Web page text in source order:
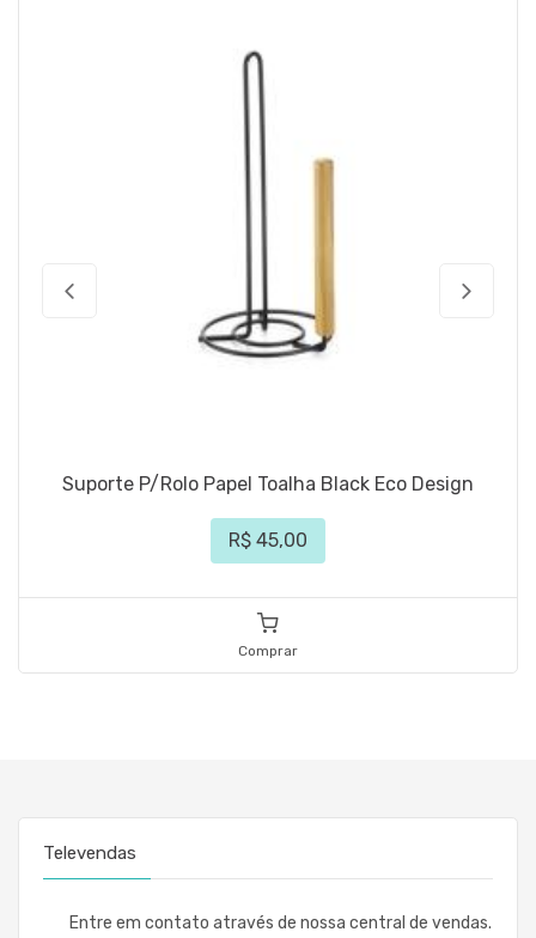
Suporte P/Rolo Papel Toalha Black Eco Design
R$ 45,00
Comprar
Televendas
Entre em contato através de nossa central de vendas.